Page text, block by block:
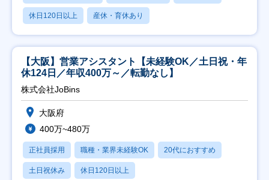
休日120日以上 産休・育休あり
【大阪】営業アシスタント【未経験OK／土日祝・年
休124日／年収400万～／転勤なし】
株式会社JoBins
大阪府
400万~480万
正社員採用 職種・業界未経験OK 20代におすすめ
土日祝休み 休日120日以上